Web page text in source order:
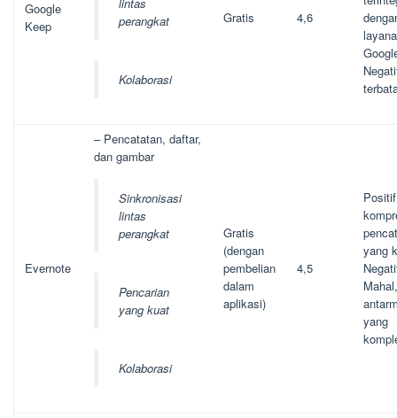
Google
Keep
perangkat
Kolaborasi
Gratis 4,6
Evernote
– Pencatatan, daftar,
dan gambar
Sinkronisasi
lintas
perangkat
Pencarian
yang kuat
Kolaborasi
Gratis
(dengan
pembelian
dalam
aplikasi)
4,5
yang
Mahal,
yang